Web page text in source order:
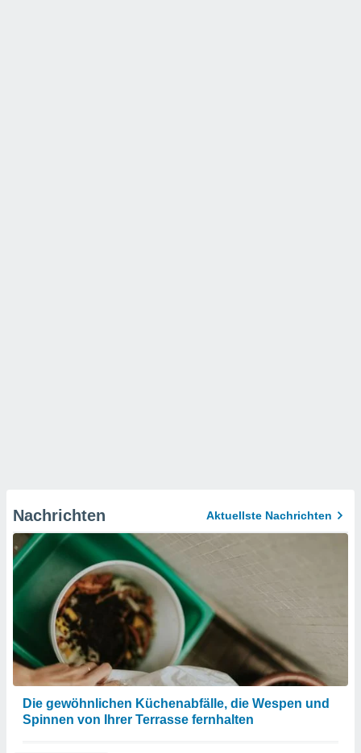
Nachrichten Aktuellste Nachrichten
Die gewöhnlichen Küchenabfälle, die Wespen und
Spinnen von Ihrer Terrasse fernhalten